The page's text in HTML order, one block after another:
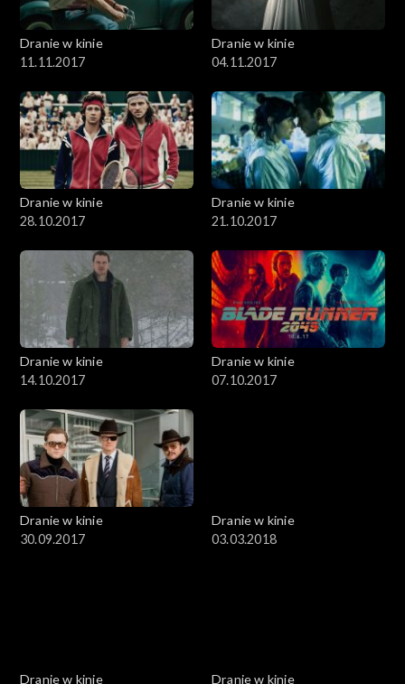
Dranie w kinie
11.11.2017
Dranie w kinie
04.11.2017
Dranie w kinie
28.10.2017
Dranie w kinie
21.10.2017
Dranie w kinie
14.10.2017
Dranie w kinie
07.10.2017
Dranie w kinie
30.09.2017
Dranie w kinie
03.03.2018
Dranie w kinie
Dranie w kinie